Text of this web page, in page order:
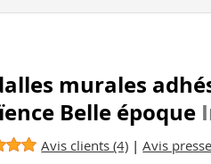
murales
Belle époque
Avis clients (4) |Avis